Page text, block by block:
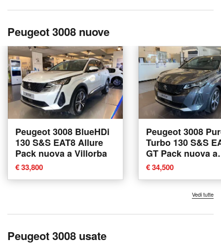
Peugeot 3008 nuove
Peugeot 3008 BlueHDi
130 S&S EAT8 Allure
Pack nuova a Villorba
€ 33,800
Peugeot 3008
Turbo 130 S&S
GT Pack nuova a
Villorba
€ 34,500
Vedi tutte
Peugeot 3008 usate